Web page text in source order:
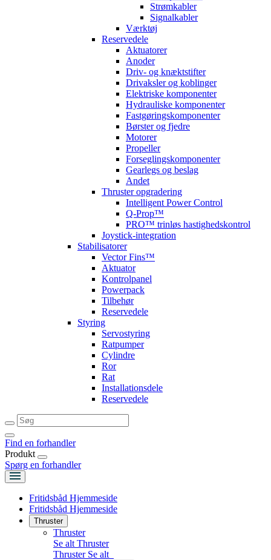
Strømkabler
Signalkabler
Værktøj
Reservedele
Aktuatorer
Anoder
Driv- og knæktstifter
Drivaksler og koblinger
Elektriske komponenter
Hydrauliske komponenter
Fastgøringskomponenter
Børster og fjedre
Motorer
Propeller
Forseglingskomponenter
Gearlegs og beslag
Andet
Thruster opgradering
Intelligent Power Control
Q-Prop™
PRO™ trinløs hastighedskontrol
Joystick-integration
Stabilisatorer
Vector Fins™
Aktuator
Kontrolpanel
Powerpack
Tilbehør
Reservedele
Styring
Servostyring
Ratpumper
Cylindre
Ror
Rat
Installationsdele
Reservedele
Find en forhandler
Produkt
Spørg en forhandler
Fritidsbåd Hjemmeside
Fritidsbåd Hjemmeside
Thruster
Thruster
Se alt Thruster
Thruster Se alt